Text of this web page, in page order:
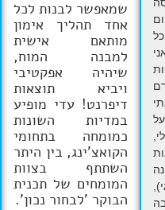
שמאפשר לבנות לכל
אחד תהליך אימון
מותאם אישית
למבנה המוח,
שיהיה אפקטיבי
ויביא תוצאות
דיפרנט! עדי מופיע
במדיות השונות
כמומחה בתחומי
הקואצ'ינג, בין היתר
השתתף בצוות
המומחים של תכנית
הבוקר 'לבחור נכון'.